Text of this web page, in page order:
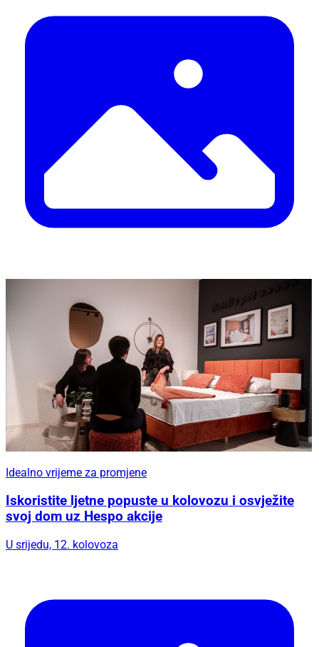
Idealno vrijeme za promjene
Iskoristite ljetne popuste u kolovozu i osvježite
svoj dom uz Hespo akcije
U srijedu, 12. kolovoza